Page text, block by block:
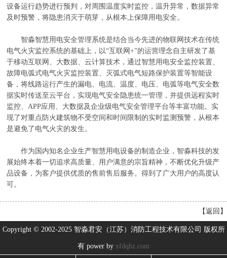
设备运行趋势进行预判，对周围温度实时监控，温升异常，数据异常
及时预警，将隐患消灭于萌芽，从根本上保障用电安全。
智淼智慧用电安全管理系统是结合当今先进的物联网技术在传统
电气火灾监控系统的基础上，以“互联网+”的运营理念自主研发了基
于移动互联网、大数据、云计算技术，通过智慧用电安全监控装置、
故障电弧式电气火灾监控装置、灭弧式电气短路保护装置等智能设
备，将线路运行产生的漏电、电流、温度、电压、电弧等电气安全数
据实时传送至云平台，实现电气安全隐患统一管理，并提供远程实时
监控、APP应用、大数据及企业级电气安全管理平台等丰富功能。实
现了对重点防火建筑物不受空间和时间限制的实时监测预警，从根本
是避免了电气火灾的发生。
作为国内知名企业生产智慧用电设备的制造企业，智淼科技的发
展始终本着一切追求高质量、用户满意的宗旨精神，不断优化升级产
品设备，为客户提供优质的售前售后服务。得到了广大用户的高度认
可。
【返回 】
Copyright © 2002-2025 智淼君安（江苏）消防工程技术有限公司 版权所
有 power by xfdqhz.com